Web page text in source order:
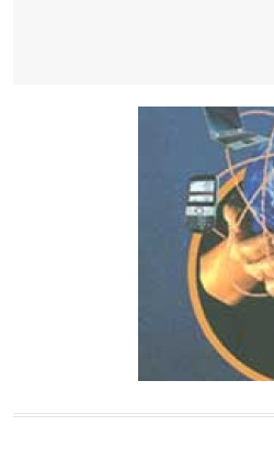
في الطب أربعة مؤلفات هي:
ورسالته في جروح الرأس.
من الدين والفلسفة.
حيواني يتكون في البحر ويتركب
وهو أحمر أو شديد الحمرة وهو
الحجم ويسمى الش